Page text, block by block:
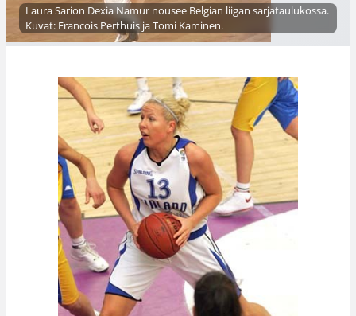
Laura Sarion Dexia Namur nousee Belgian liigan sarjataulukossa.
Kuvat: Francois Perthuis ja Tomi Kaminen.